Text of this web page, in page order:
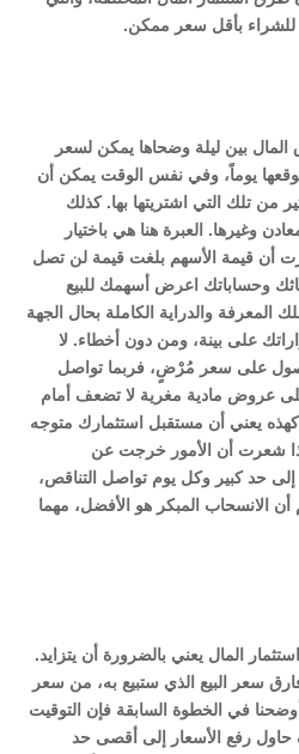
للشراء بأقل سعر ممكن.
المال بين ليلة وضحاها يمكن لسعر
يوماً، وفي نفس الوقت يمكن أن
من تلك التي اشتريتها بها. كذلك
وغيرها. العبرة هنا هي باختيار
أن قيمة الأسهم بلغت قيمة لن تصل
وحساباتك اعرض أسهمك للبيع
والدراية الكاملة بحال الجهة
على بينة، ومن دون أخطاء. لا
على سعر مُرْضٍ، فربما تواصل
عروض مادية مغرية لا تضعف أمام
يعني أن مستقبل استثمارك متوجه
شعرت أن الأمور خرجت عن
حد كبير وكل يوم تواصل التناقص،
الانسحاب المبكر هو الأفضل، مهما
المال يعني بالضرورة أن يتزايد.
سعر البيع الذي ستبيع به، من سعر
في الخطوة السابقة فإن التوقيت
رفع الأسعار إلى أقصى حد